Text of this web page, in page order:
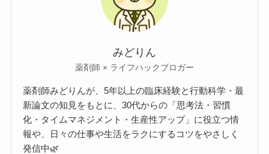
みどりん
薬剤師 × ライフハックブロガー
薬剤師みどりんが、5年以上の臨床経験と行動科学・最
新論文の知見をもとに、30代からの「思考法・習慣
化・タイムマネジメント・生産性アップ」に役立つ情
報や、日々の仕事や生活をラクにするコツをやさしく
発信中🌿